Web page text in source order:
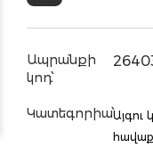
Ապրանքի
կոդ՝
Կատեգորիա՝Այգու